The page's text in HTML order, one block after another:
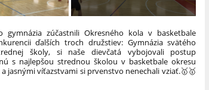
zúčastnili Okresného kola v basketbale
ďalších troch družstiev: Gymnázia svätého
školy, si naše dievčatá vybojovali postup
s najlepšou strednou školou v basketbale okresu
jasnými víťazstvami si prvenstvo nenechali vziať.🥇🥇